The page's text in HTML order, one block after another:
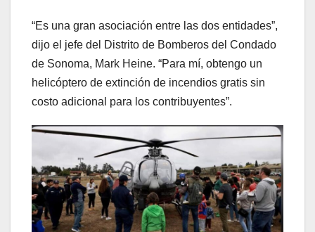
“Es una gran asociación entre las dos entidades”,
dijo el jefe del Distrito de Bomberos del Condado
de Sonoma, Mark Heine. “Para mí, obtengo un
helicóptero de extinción de incendios gratis sin
costo adicional para los contribuyentes”.